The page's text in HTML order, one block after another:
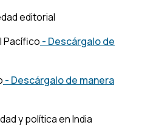
editorial
Pacífico - Descárgalo de
- Descárgalo de manera
y política en India